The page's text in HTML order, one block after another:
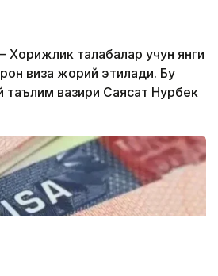
Хорижлик талабалар учун янги
виза жорий этилади. Бу
таълим вазири Саясат Нурбек